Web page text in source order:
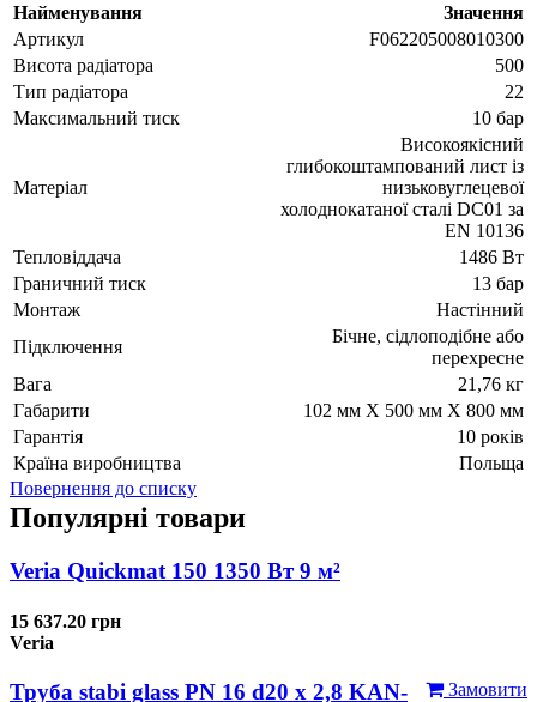
Найменування
Значення
Артикул
F062205008010300
Висота радіатора
500
Тип радіатора
22
Максимальний тиск
10 бар
Матеріал
Високоякісний
глибокоштампований лист із
низьковуглецевої
холоднокатаної сталі DC01 за
EN 10136
Тепловіддача
1486 Вт
Граничний тиск
13 бар
Монтаж
Настінний
Підключення
Бічне, сідлоподібне або
перехресне
Вага
21,76 кг
Габарити
102 мм Х 500 мм Х 800 мм
Гарантія
10 років
Країна виробництва
Польща
Повернення до списку
Популярні товари
Veria Quickmat 150 1350 Вт 9 м²
15 637.20 грн
Veria
Замовити
Труба stabi glass PN 16 d20 х 2,8 KAN-